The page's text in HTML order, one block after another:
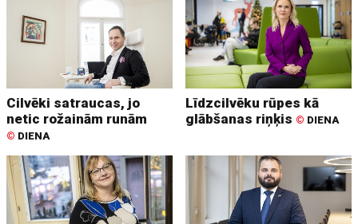
Cilvēki satraucas, jo
netic rožainām runām
© DIENA
Līdzcilvēku rūpes kā
glābšanas riņķis © DIENA